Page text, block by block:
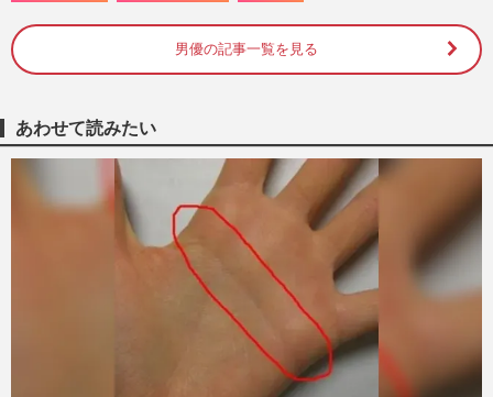
松山ケンイチは顔に“返り血”の衝撃、東出
昌大は単独猟…深刻化するクマ被害で“狩
週刊女性PRIME
東出昌大、ABEMAの秘境番組に“短髪
姿”で登場「自分は小さい」不倫、山奥生
活、再婚、出産…波瀾万丈の現…
週刊女性PRIME 2025/9/30
《一緒にキャンプしたい男性芸能人ランキ
ング》意外な大御所もランクイン！ランキ
ング、1位は納得の“キャ…
週刊女性2025年9月2日号 2025/8/26
男優の記事一覧を見る
あわせて読みたい